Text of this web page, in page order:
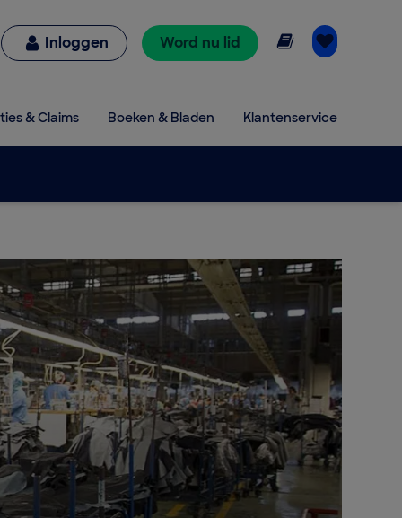
Inloggen Word nu lid Online lezen
& Claims Boeken & Bladen Klantenservice